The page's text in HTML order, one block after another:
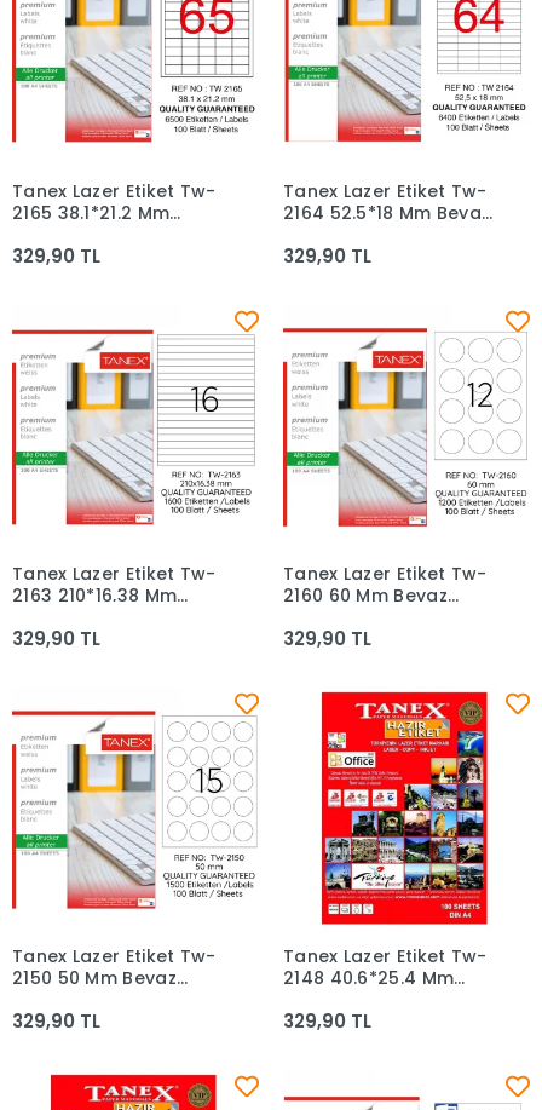
Sepete Ekle
Tanex Lazer Etiket Tw-
2165 38.1*21.2 Mm
329,90 TL
Sepete Ekle
Tanex Lazer Etiket Tw-
2164 52.5*18 Mm Beyaz
329,90 TL
Sepete Ekle
Tanex Lazer Etiket Tw-
2163 210*16,38 Mm
329,90 TL
Sepete Ekle
Tanex Lazer Etiket Tw-
2160 60 Mm Beyaz
329,90 TL
Sepete Ekle
Tanex Lazer Etiket Tw-
2150 50 Mm Beyaz
329,90 TL
Sepete Ekle
Tanex Lazer Etiket Tw-
2148 40.6*25.4 Mm
329,90 TL